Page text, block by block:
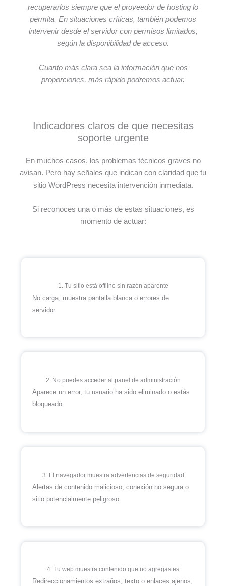
recuperarlos siempre que el proveedor de hosting lo
permita. En situaciones críticas, también podemos
intervenir desde el servidor con permisos limitados,
según la disponibilidad de acceso.
Cuanto más clara sea la información que nos
proporciones, más rápido podremos actuar.
Indicadores claros de que necesitas
soporte urgente
En muchos casos, los problemas técnicos graves no
avisan. Pero hay señales que indican con claridad que tu
sitio WordPress necesita intervención inmediata.
Si reconoces una o más de estas situaciones, es
momento de actuar:
1. Tu sitio está offline sin razón aparente
No carga, muestra pantalla blanca o errores de
servidor.
2. No puedes acceder al panel de administración
Aparece un error, tu usuario ha sido eliminado o estás
bloqueado.
3. El navegador muestra advertencias de seguridad
Alertas de contenido malicioso, conexión no segura o
sitio potencialmente peligroso.
4. Tu web muestra contenido que no agregastes
Redireccionamientos extraños, texto o enlaces ajenos,